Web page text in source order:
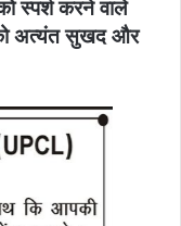
स्पर्श करने वाले
को अत्यंत सुखद और